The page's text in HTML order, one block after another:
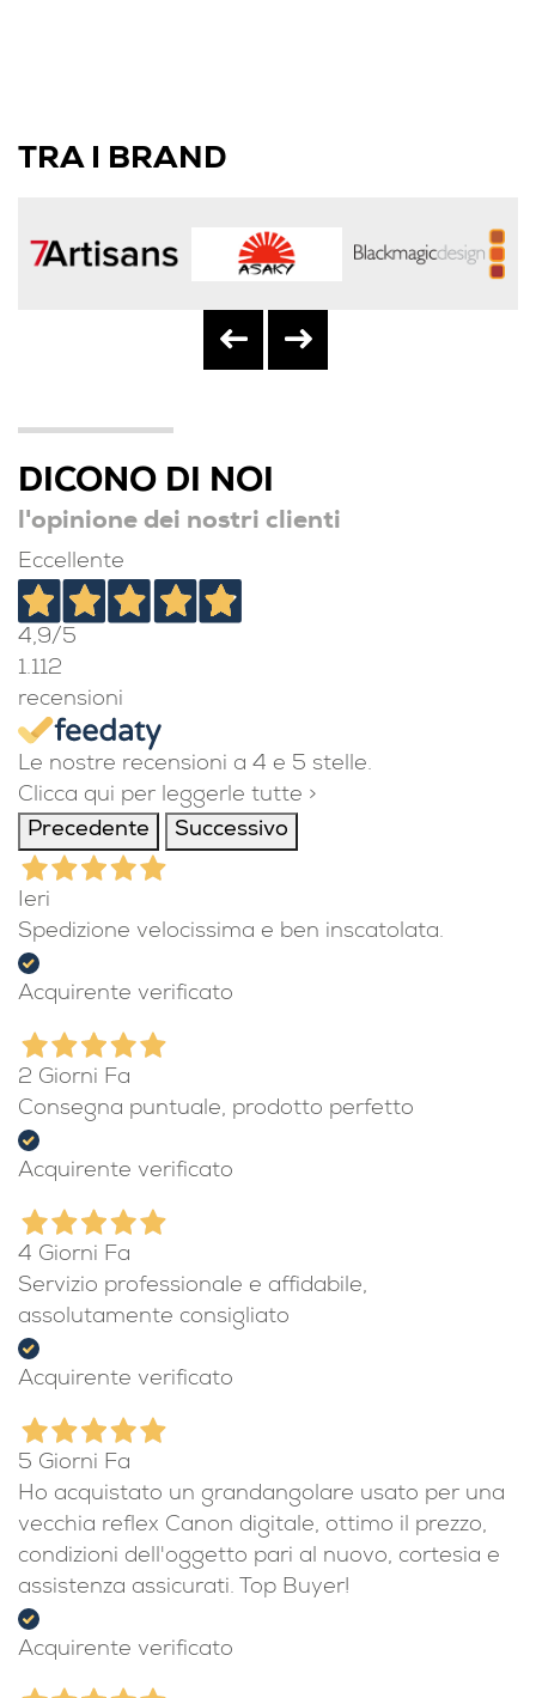
TRA I BRAND
DICONO DI NOI
l'opinione dei nostri clienti
Eccellente
4,9/5
1.112
recensioni
Le nostre recensioni a 4 e 5 stelle.
Clicca qui per leggerle tutte >
Precedente
Successivo
Ieri
Acquirente verificato
2 Giorni Fa
Acquirente verificato
4 Giorni Fa
Servizio professionale e affidabile,
Acquirente verificato
5 Giorni Fa
Ho acquistato un grandangolare usato per una
vecchia reflex Canon digitale, ottimo il prezzo,
condizioni dell'oggetto pari al nuovo, cortesia e